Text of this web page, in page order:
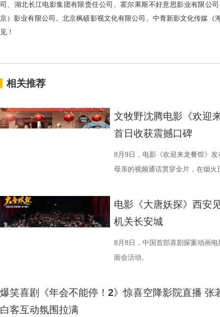
司、湖北长江电影集团有限责任公司、霍尔果斯不好意思影业有限公司
京）影业有限公司、北京枫硕影视文化有限公司、中青新影文化传媒（
见！
相关推荐
文牧野沈腾电影《欢迎
首日收获震撼口碑
8月9日，电影《欢迎来龙餐馆》
母亲的视频通话贯穿全片，在烟
现人物关系与时代背景的复杂情
首站，现场气氛热烈，主创围绕
展开交流，引发强烈共鸣。 微信
影片口碑持续发酵，被称为“近年
宁浩监制，文牧野、郎群力、钟
电影《大唐妖探》西安
机关长安城
8月8日，中国首部喜剧探案动画
面会活动。
爆笑喜剧《年会不能停！2》惊喜空降影院直播 张
白客互动氛围拉满